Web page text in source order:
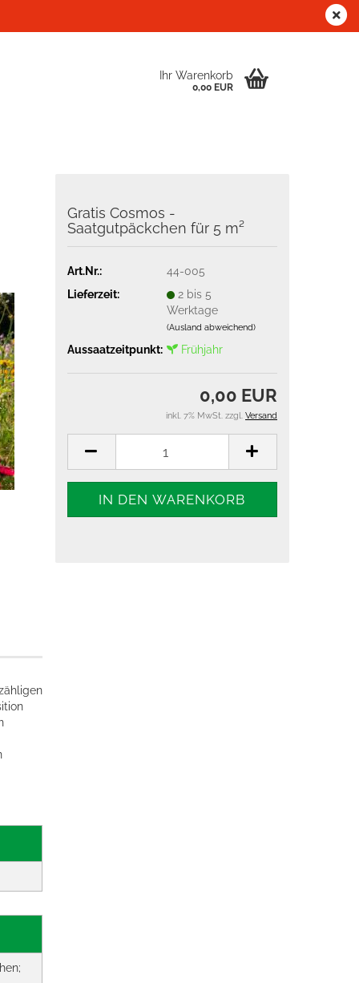
Ihr Warenkorb
0,00 EUR
Gratis Cosmos -
Saatgutpäckchen für 5 m²
Art.Nr.:
44-005
Lieferzeit:
2 bis 5
Werktage
(Ausland abweichend)
Aussaatzeitpunkt: Frühjahr
0,00 EUR
inkl. 7% MwSt. zzgl. Versand